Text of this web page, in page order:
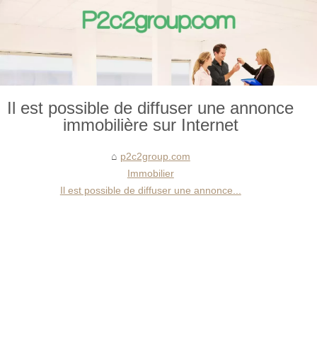
Il est possible de diffuser une annonce
immobilière sur Internet
p2c2group.com
Immobilier
Il est possible de diffuser une annonce...